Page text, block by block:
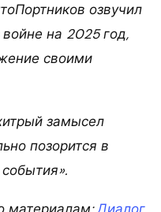
озвучил
на 2025 год,
своими
замысел
позорится в